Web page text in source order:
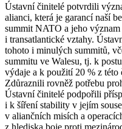
Ústavní činitelé potvrdili
alianci, která je garancí naší
summit NATO a jeho význam
i transatlantické vztahy.
tohoto i minulých summitů,
summitu ve Walesu, tj. k
výdaje a k použití 20 % z této
Zdůraznili rovněž potřebu
Ústavní činitelé podpořili
i k šíření stability v jejím
v aliančních misích a
z hlediska boje proti